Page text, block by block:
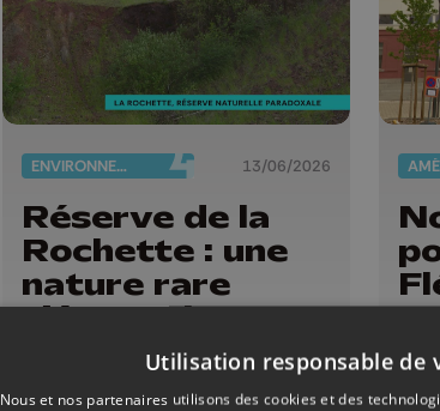
ENVIRONNEMENT 13/06/2026
Réserve de la
Rochette : une
nature rare
s'épanouit sur
un passé
industriel pollué
Utilisation responsable de
Nous et nos partenaires utilisons des cookies et des